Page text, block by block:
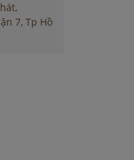
7, Tp Hồ